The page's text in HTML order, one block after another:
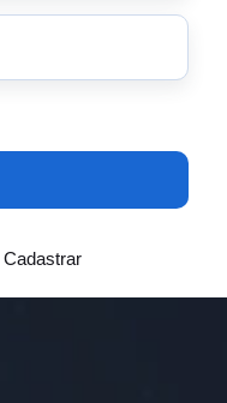
Cadastrar